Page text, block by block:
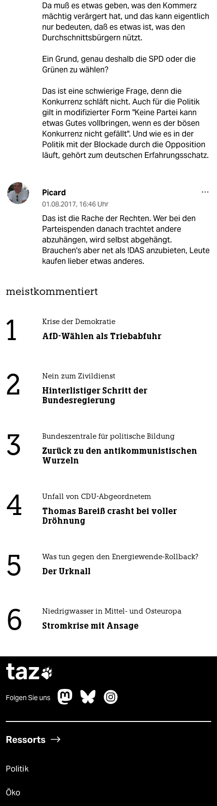
Da muß es etwas geben, was den Kommerz
mächtig verärgert hat, und das kann eigentlich
nur bedeuten, daß es etwas ist, was den
Durchschnittsbürgern nützt.
Ein Grund, genau deshalb die SPD oder die
Grünen zu wählen?
Das ist eine schwierige Frage, denn die
Konkurrenz schläft nicht. Auch für die Politik
gilt in modifizierter Form "Keine Partei kann
etwas Gutes vollbringen, wenn es der bösen
Konkurrenz nicht gefällt". Und wie es in der
Politik mit der Blockade durch die Opposition
läuft, gehört zum deutschen Erfahrungsschatz.
Picard
01.08.2017, 16:46 Uhr
Das ist die Rache der Rechten. Wer bei den
Parteispenden danach trachtet andere
abzuhängen, wird selbst abgehängt.
Brauchen's aber net als !DAS anzubieten, Leute
kaufen lieber etwas anderes.
meistkommentiert
1 Krise der Demokratie
AfD-Wählen als Triebabfuhr
2 Nein zum Zivildienst
Hinterlistiger Schritt der
Bundesregierung
3 Bundeszentrale für politische Bildung
Zurück zu den antikommunistischen
Wurzeln
4 Unfall von CDU-Abgeordnetem
Thomas Bareiß crasht bei voller
Dröhnung
5 Was tun gegen den Energiewende-Rollback?
Der Urknall
6 Niedrigwasser in Mittel- und Osteuropa
Stromkrise mit Ansage
taz
Folgen Sie uns
Ressorts
Politik
Öko